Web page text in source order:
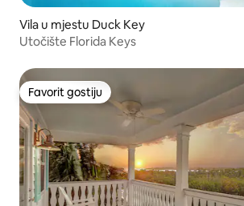
Vila u mjestu Duck Key
Utočište Florida Keys
Favorit gostiju
Favorit gostiju